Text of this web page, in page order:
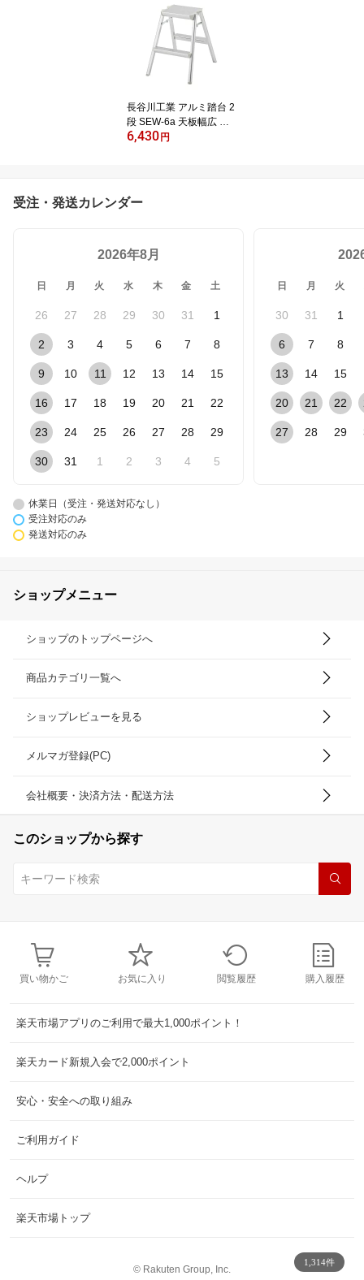
1,314件
長谷川工業 アルミ踏台 2
段 SEW-6a 天板幅広 踏
み台 軽量 コンパクト 折
6,430 円
受注・発送カレンダー
2026年8月
日 月 火 水 木 金 土
26 27 28 29 30 31 1
2 3 4 5 6 7 8
9 10 11 12 13 14 15
16 17 18 19 20 21 22
23 24 25 26 27 28 29
30 31 1 2 3 4 5
日 月 火
30 31 1
6 7 8
13 14 15
20 21 22
27 28 29
休業日（受注・発送対応なし）
受注対応のみ
発送対応のみ
ショップメニュー
ショップのトップページへ
商品カテゴリ一覧へ
ショップレビューを見る
メルマガ登録(PC)
会社概要・決済方法・配送方法
このショップから探す
買い物かご お気に入り 閲覧履歴 購入履歴
楽天市場アプリのご利用で最大1,000ポイント！
楽天カード新規入会で2,000ポイント
安心・安全への取り組み
ご利用ガイド
ヘルプ
楽天市場トップ
© Rakuten Group, Inc.